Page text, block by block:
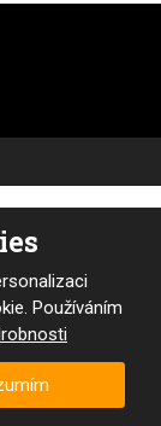
Používáním